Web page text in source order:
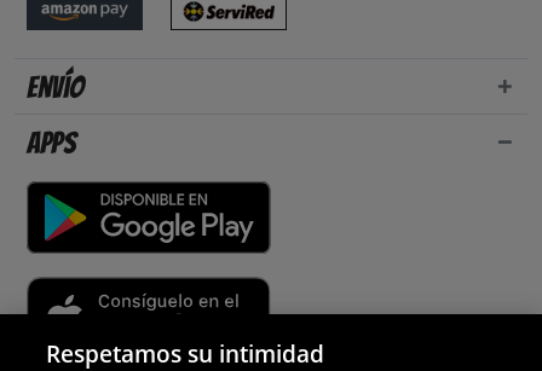
Envío
Apps
Respetamos su intimidad